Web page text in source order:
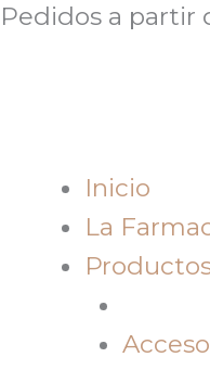
Pedidos a partir
Inicio
La